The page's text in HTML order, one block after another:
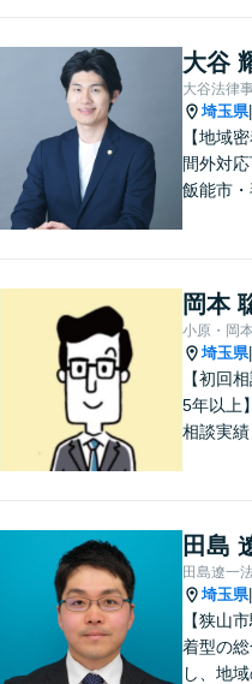
大谷
大谷法律
埼玉県|
【地域
間外対
飯能市・
て、依頼
る解決を
岡本
小原・岡
埼玉県|
【初回
5年以上
相談実績
談くださ
司法書士
な案件
分】
田島
田島遼一
埼玉県|
【狭山
着型の
し、地